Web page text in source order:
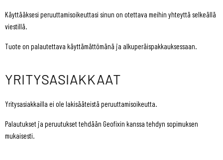
Käyttääksesi peruuttamisoikeuttasi sinun on otettava meihin yhteyttä selkeällä
viestillä.
Tuote on palautettava käyttämättömänä ja alkuperäispakkauksessaan.
YRITYSASIAKKAAT
Yritysasiakkailla ei ole lakisääteistä peruuttamisoikeutta.
Palautukset ja peruutukset tehdään Geofixin kanssa tehdyn sopimuksen
mukaisesti.